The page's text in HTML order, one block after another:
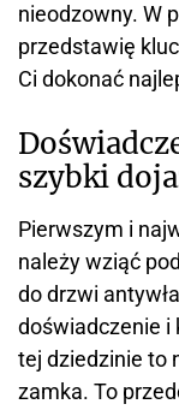
nieodzowny. W
przedstawię
Ci dokonać
szybki
Pierwszym i
należy wziąć
do drzwi
doświadczenie i
tej dziedzinie to
zamka. To